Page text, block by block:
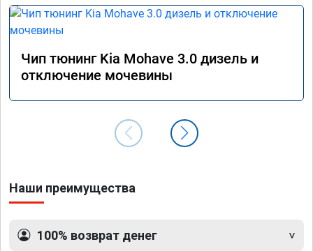
Чип тюнинг Kia Mohave 3.0 дизель и
отключение мочевины
Наши преимущества
100% возврат денег